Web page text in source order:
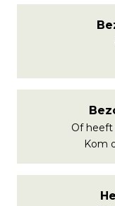
Of heeft
Kom